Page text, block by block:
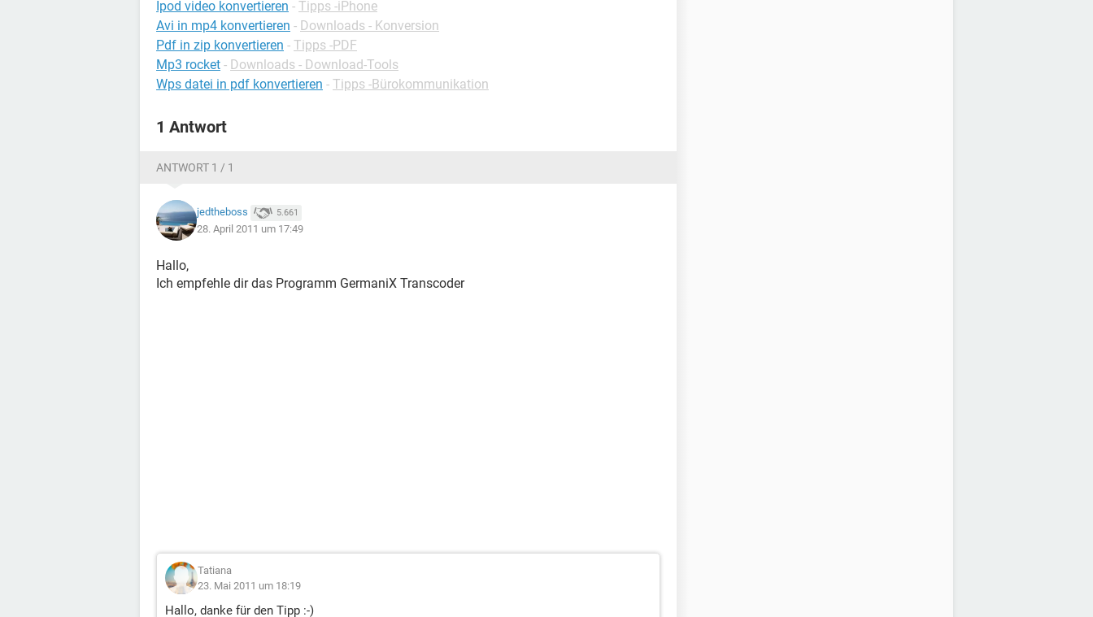
Ipod video konvertieren - Tipps -iPhone
Avi in mp4 konvertieren - Downloads - Konversion
Pdf in zip konvertieren - Tipps -PDF
Mp3 rocket - Downloads - Download-Tools
Wps datei in pdf konvertieren - Tipps -Bürokommunikation
1 Antwort
ANTWORT 1 / 1
jedtheboss 5.661
28. April 2011 um 17:49
Hallo,
Ich empfehle dir das Programm GermaniX Transcoder
Tatiana
23. Mai 2011 um 18:19
Hallo, danke für den Tipp :-)